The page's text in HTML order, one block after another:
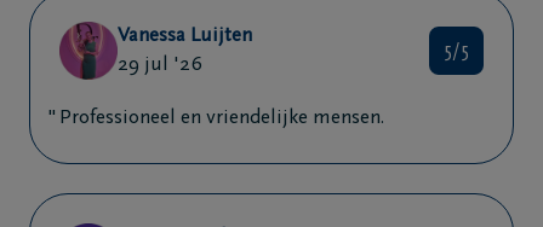
Vanessa Luijten
29 jul '26
5/5
Professioneel en vriendelijke mensen.